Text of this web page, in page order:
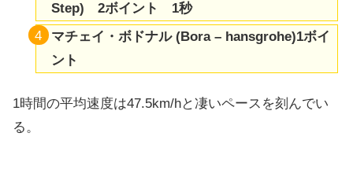
Step) 2ボイント 1秒
マチェイ・ボドナル (Bora – hansgrohe)1ボイ
ント
1時間の平均速度は47.5km/hと凄いペースを刻んでい
る。